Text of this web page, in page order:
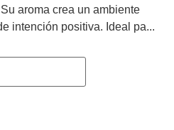
aroma crea un ambiente
intención positiva. Ideal pa...